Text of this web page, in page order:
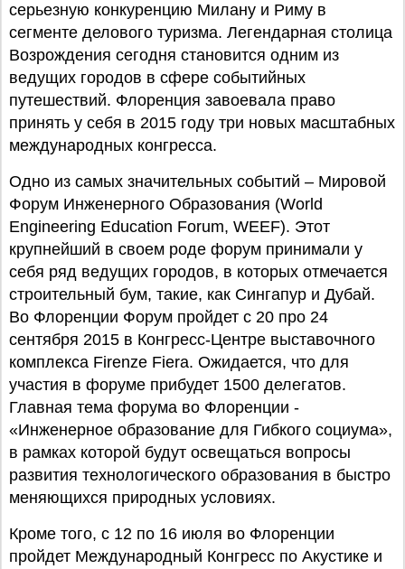
серьезную конкуренцию Милану и Риму в
сегменте делового туризма. Легендарная столица
Возрождения сегодня становится одним из
ведущих городов в сфере событийных
путешествий. Флоренция завоевала право
принять у себя в 2015 году три новых масштабных
международных конгресса.
Одно из самых значительных событий – Мировой
Форум Инженерного Образования (World
Engineering Education Forum, WEEF). Этот
крупнейший в своем роде форум принимали у
себя ряд ведущих городов, в которых отмечается
строительный бум, такие, как Сингапур и Дубай.
Во Флоренции Форум пройдет с 20 про 24
сентября 2015 в Конгресс-Центре выставочного
комплекса Firenze Fiera. Ожидается, что для
участия в форуме прибудет 1500 делегатов.
Главная тема форума во Флоренции -
«Инженерное образование для Гибкого социума»,
в рамках которой будут освещаться вопросы
развития технологического образования в быстро
меняющихся природных условиях.
Кроме того, с 12 по 16 июля во Флоренции
пройдет Международный Конгресс по Акустике и